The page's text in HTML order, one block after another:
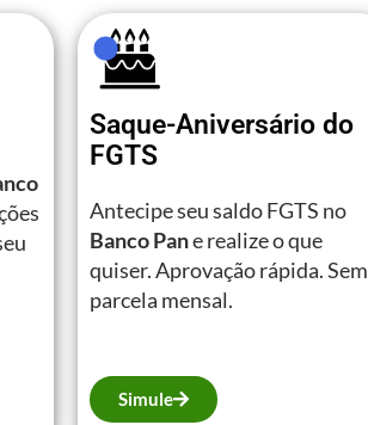
Saque-Aniversário do
FGTS
Antecipe seu saldo FGTS no
Banco Pane realize o que
quiser. Aprovação rápida. Sem
parcela mensal.
Simule